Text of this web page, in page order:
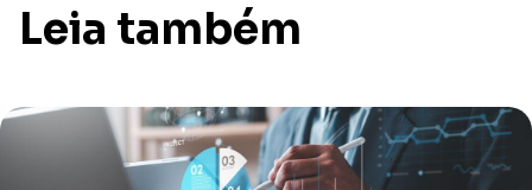
Leia também